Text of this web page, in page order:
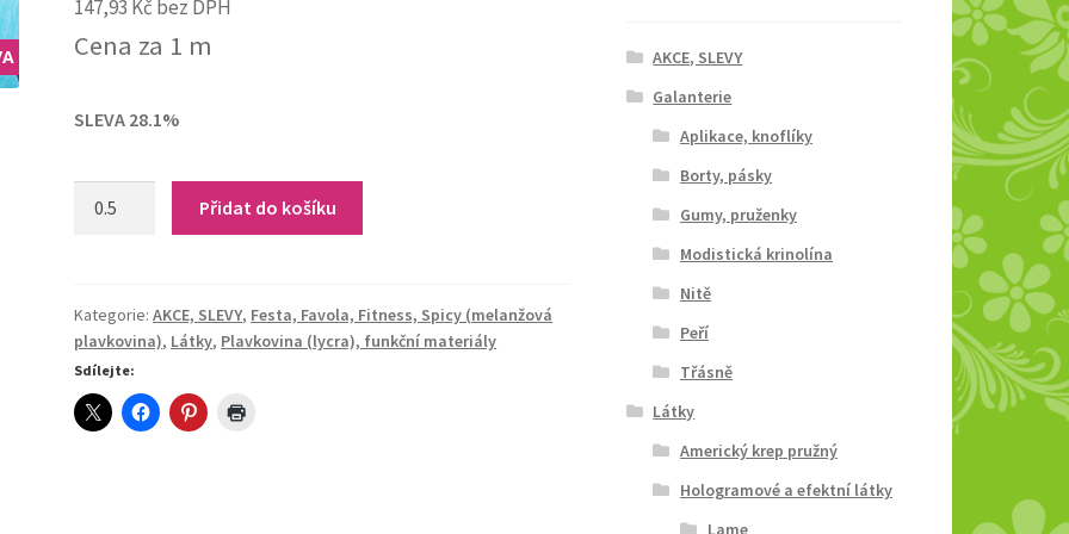
price
was:
147,93 Kč bez DPH
Cena za 1 m
SLEVA 28.1%
Přidat do košíku
Kategorie:AKCE, SLEVY, Festa, Favola, Fitness, Spicy (melanžová
plavkovina), Látky, Plavkovina (lycra), funkční materiály
Sdílejte:
AKCE, SLEVY
Galanterie
Aplikace, knoflíky
Borty, pásky
Gumy, pruženky
Modistická krinolína
Nitě
Peří
Třásně
Látky
Americký krep pružný
Hologramové a efektní látky
Lame